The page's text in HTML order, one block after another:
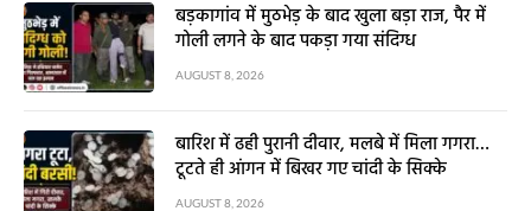
बड़कागांव में मुठभेड़ के बाद खुला बड़ा राज, पैर में
गोली लगने के बाद पकड़ा गया संदिग्ध
AUGUST 8, 2026
बारिश में ढही पुरानी दीवार, मलबे में मिला गगरा…
टूटते ही आंगन में बिखर गए चांदी के सिक्के
AUGUST 8, 2026